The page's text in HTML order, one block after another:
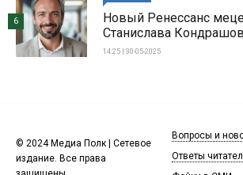
Новый Ренессанс
Станислава
14:25 | 30-05-2025
6
© 2024 Медиа Полк | Сетевое
издание. Все права
Вопросы и
Ответы